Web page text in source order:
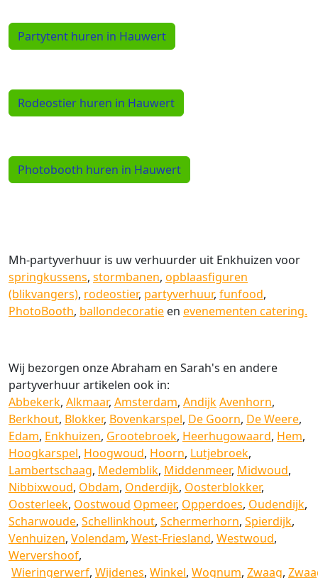
Partytent huren in Hauwert
Rodeostier huren in Hauwert
Photobooth huren in Hauwert
Mh-partyverhuur is uw verhuurder uit Enkhuizen voor
springkussens, stormbanen, opblaasfiguren
(blikvangers), rodeostier, partyverhuur, funfood,
PhotoBooth, ballondecoratie en evenementen catering.
Wij bezorgen onze Abraham en Sarah's en andere
partyverhuur artikelen ook in:
Abbekerk, Alkmaar, Amsterdam, AndijkAvenhorn,
Berkhout, Blokker, Bovenkarspel, De Goorn, De Weere,
Edam, Enkhuizen, Grootebroek, Heerhugowaard, Hem,
Hoogkarspel, Hoogwoud, Hoorn, Lutjebroek,
Lambertschaag, Medemblik, Middenmeer, Midwoud,
Nibbixwoud, Obdam, Onderdijk, Oosterblokker,
Oosterleek, Oostwoud Opmeer, Opperdoes, Oudendijk,
Scharwoude, Schellinkhout, Schermerhorn, Spierdijk,
Venhuizen, Volendam, West-Friesland, Westwoud,
Wervershoof,
Wieringerwerf, Wijdenes, Winkel, Wognum, Zwaag,